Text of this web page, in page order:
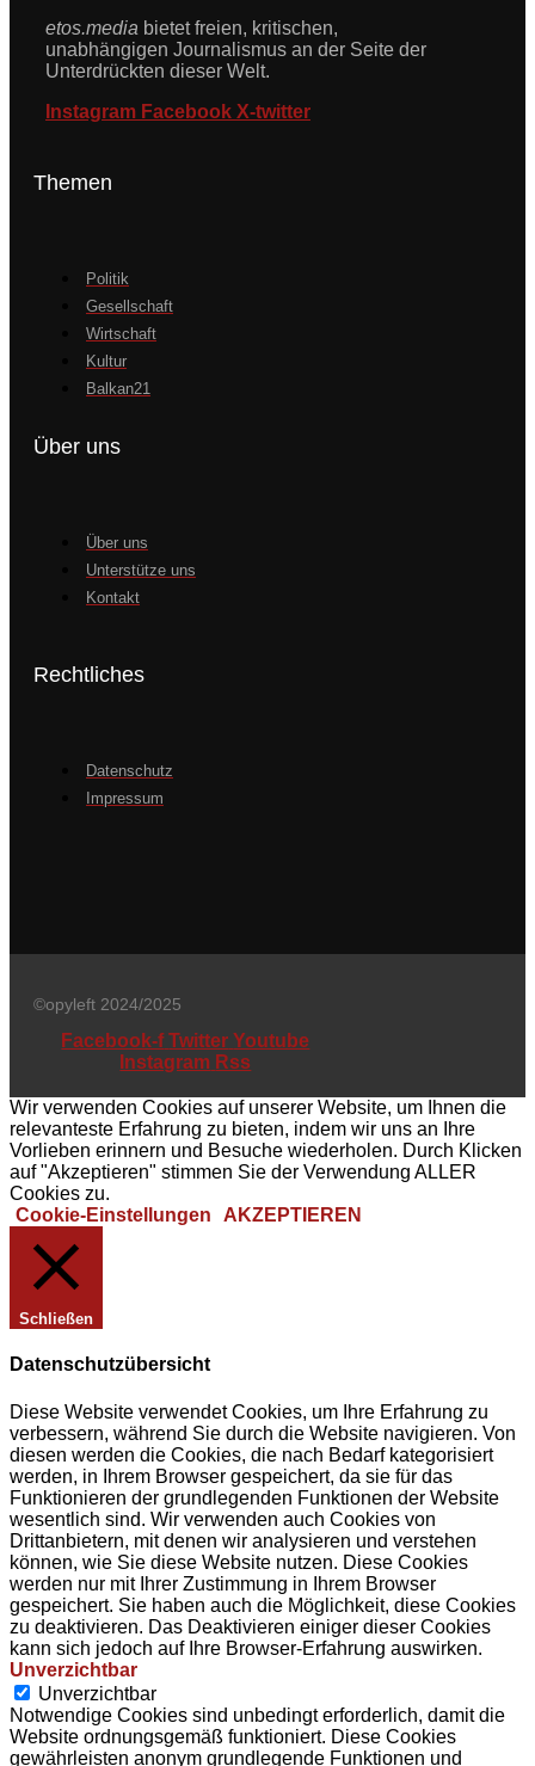
etos.media bietet freien, kritischen,
unabhängigen Journalismus an der Seite der
Unterdrückten dieser Welt.
Instagram Facebook X-twitter
Themen
Politik
Gesellschaft
Wirtschaft
Kultur
Balkan21
Über uns
Über uns
Unterstütze uns
Kontakt
Rechtliches
Datenschutz
Impressum
©opyleft 2024/2025
Facebook-f Twitter Youtube
Instagram Rss
Wir verwenden Cookies auf unserer Website, um Ihnen die
relevanteste Erfahrung zu bieten, indem wir uns an Ihre
Vorlieben erinnern und Besuche wiederholen. Durch Klicken
auf "Akzeptieren" stimmen Sie der Verwendung ALLER
Cookies zu.
Cookie-Einstellungen
AKZEPTIEREN
Schließen
Datenschutzübersicht
Diese Website verwendet Cookies, um Ihre Erfahrung zu
verbessern, während Sie durch die Website navigieren. Von
diesen werden die Cookies, die nach Bedarf kategorisiert
werden, in Ihrem Browser gespeichert, da sie für das
Funktionieren der grundlegenden Funktionen der Website
wesentlich sind. Wir verwenden auch Cookies von
Drittanbietern, mit denen wir analysieren und verstehen
können, wie Sie diese Website nutzen. Diese Cookies
werden nur mit Ihrer Zustimmung in Ihrem Browser
gespeichert. Sie haben auch die Möglichkeit, diese Cookies
zu deaktivieren. Das Deaktivieren einiger dieser Cookies
kann sich jedoch auf Ihre Browser-Erfahrung auswirken.
Unverzichtbar
Unverzichtbar
Notwendige Cookies sind unbedingt erforderlich, damit die
Website ordnungsgemäß funktioniert. Diese Cookies
gewährleisten anonym grundlegende Funktionen und